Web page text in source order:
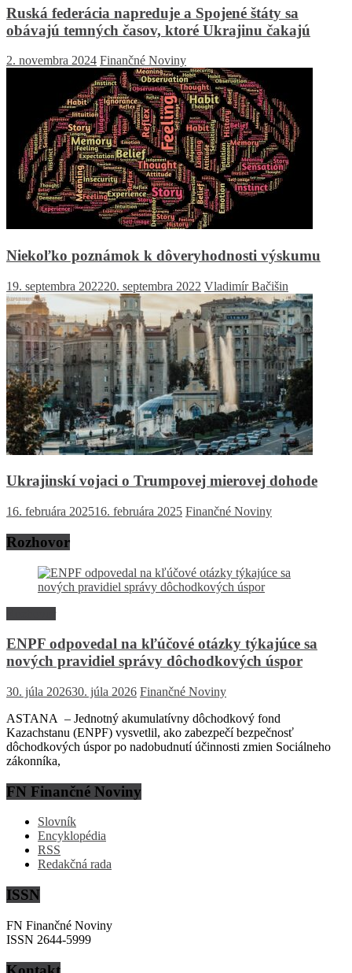
Ruská federácia napreduje a Spojené štáty sa
obávajú temných časov, ktoré Ukrajinu čakajú
2. novembra 2024 Finančné Noviny
Niekoľko poznámok k dôveryhodnosti výskumu
19. septembra 202220. septembra 2022 Vladimír Bačišin
Ukrajinskí vojaci o Trumpovej mierovej dohode
16. februára 202516. februára 2025 Finančné Noviny
Rozhovor
ENPF odpovedal na kľúčové otázky týkajúce sa
nových pravidiel správy dôchodkových úspor
30. júla 202630. júla 2026 Finančné Noviny
ASTANA – Jednotný akumulatívny dôchodkový fond
Kazachstanu (ENPF) vysvetlil, ako zabezpečí bezpečnosť
dôchodkových úspor po nadobudnutí účinnosti zmien Sociálneho
zákonníka,
FN Finančné Noviny
Slovník
Encyklopédia
RSS
Redakčná rada
ISSN
FN Finančné Noviny
ISSN 2644-5999